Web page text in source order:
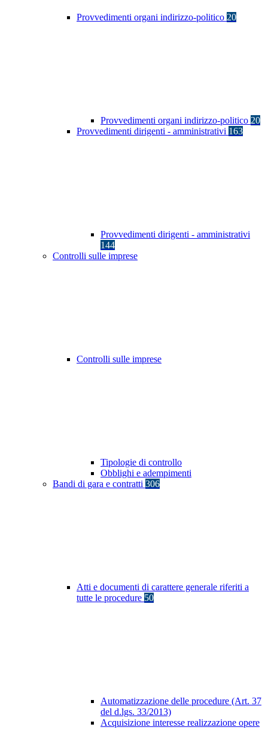
Provvedimenti organi indirizzo-politico 20
Provvedimenti organi indirizzo-politico 20
Provvedimenti dirigenti - amministrativi 163
Provvedimenti dirigenti - amministrativi
144
Controlli sulle imprese
Controlli sulle imprese
Tipologie di controllo
Obblighi e adempimenti
Bandi di gara e contratti 306
Atti e documenti di carattere generale riferiti a
tutte le procedure 50
Automatizzazione delle procedure (Art. 37
del d.lgs. 33/2013)
Acquisizione interesse realizzazione opere